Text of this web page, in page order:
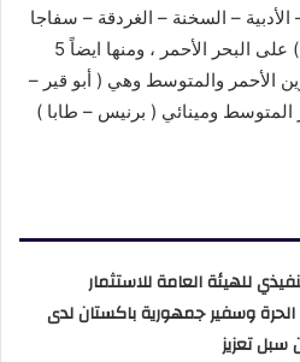
– السخنة – الغردقة – سفاجا
– نويبع – شرم الشيخ – الطور ) على البحر الأحمر ، ومنها ايضاً 5
الأحمر والمتوسط وهي ( أبو قير –
ومينائي ( برنيس – طابا )
للهيئة العامة للاستثمار
وسفير جمهورية باكستان لدى
سبل تعزيز